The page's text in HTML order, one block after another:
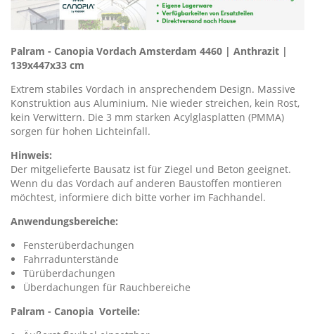
Palram - Canopia Vordach Amsterdam 4460 | Anthrazit |
139x447x33 cm
Extrem stabiles Vordach in ansprechendem Design. Massive
Konstruktion aus Aluminium. Nie wieder streichen, kein Rost,
kein Verwittern. Die 3 mm starken Acylglasplatten (PMMA)
sorgen für hohen Lichteinfall.
Hinweis:
Der mitgelieferte Bausatz ist für Ziegel und Beton geeignet.
Wenn du das Vordach auf anderen Baustoffen montieren
möchtest, informiere dich bitte vorher im Fachhandel.
Anwendungsbereiche:
Fensterüberdachungen
Fahrradunterstände
Türüberdachungen
Überdachungen für Rauchbereiche
Palram - Canopia Vorteile: